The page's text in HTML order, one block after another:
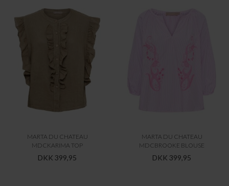
MARTA DU CHATEAU
MDCKARIMA TOP
DKK 399,95
MARTA DU CHATEAU
MDCBROOKE BLOUSE
DKK 399,95